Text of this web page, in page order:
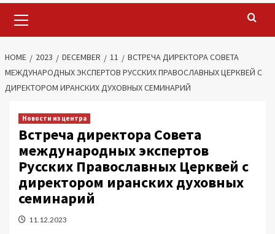
Menu
HOME 2023 DECEMBER 11
ВСТРЕЧА ДИРЕКТОРА СОВЕТА
МЕЖДУНАРОДНЫХ ЭКСПЕРТОВ РУССКИХ ПРАВОСЛАВНЫХ ЦЕРКВЕЙ С
ДИРЕКТОРОМ ИРАНСКИХ ДУХОВНЫХ СЕМИНАРИЙ
Новости из центра
Встреча директора Совета
международных экспертов
Русских Православных Церквей с
директором иранских духовных
семинарий
11.12.2023